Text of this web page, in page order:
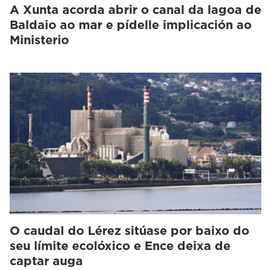
A Xunta acorda abrir o canal da lagoa de
Baldaio ao mar e pídelle implicación ao
Ministerio
O caudal do Lérez sitúase por baixo do
seu límite ecolóxico e Ence deixa de
captar auga